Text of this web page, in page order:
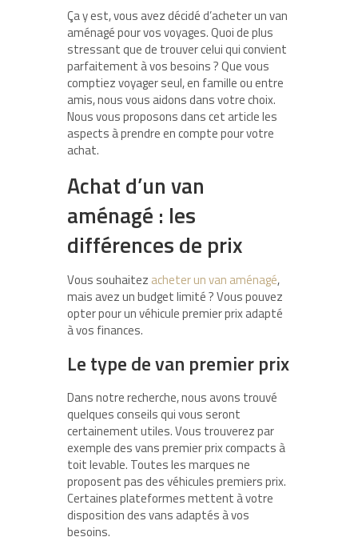
Ça y est, vous avez décidé d’acheter un van
aménagé pour vos voyages. Quoi de plus
stressant que de trouver celui qui convient
parfaitement à vos besoins ? Que vous
comptiez voyager seul, en famille ou entre
amis, nous vous aidons dans votre choix.
Nous vous proposons dans cet article les
aspects à prendre en compte pour votre
achat.
Achat d’un van
aménagé : les
différences de prix
Vous souhaitez acheter un van aménagé,
mais avez un budget limité ? Vous pouvez
opter pour un véhicule premier prix adapté
à vos finances.
Le type de van premier prix
Dans notre recherche, nous avons trouvé
quelques conseils qui vous seront
certainement utiles. Vous trouverez par
exemple des vans premier prix compacts à
toit levable. Toutes les marques ne
proposent pas des véhicules premiers prix.
Certaines plateformes mettent à votre
disposition des vans adaptés à vos
besoins.